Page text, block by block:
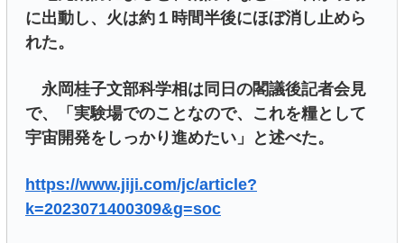
に出動し、火は約１時間半後にほぼ消し止めら
れた。
永岡桂子文部科学相は同日の閣議後記者会見
で、「実験場でのことなので、これを糧として
宇宙開発をしっかり進めたい」と述べた。
https://www.jiji.com/jc/article?
k=2023071400309&g=soc